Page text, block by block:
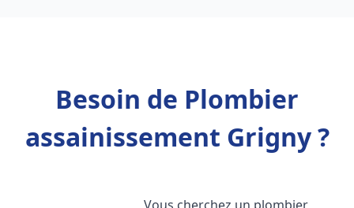
Besoin de Plombier
assainissement Grigny ?